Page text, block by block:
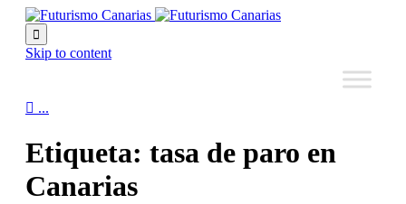

Skip to content
 ...
Etiqueta: tasa de paro en
Canarias